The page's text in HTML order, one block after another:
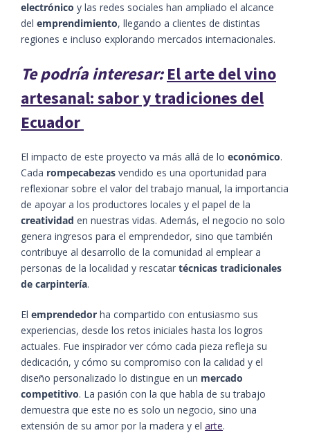
electrónico y las redes sociales han ampliado el alcance
del emprendimiento, llegando a clientes de distintas
regiones e incluso explorando mercados internacionales.
Te podría interesar: El arte del vino
artesanal: sabor y tradiciones del
Ecuador
El impacto de este proyecto va más allá de lo económico.
Cada rompecabezas vendido es una oportunidad para
reflexionar sobre el valor del trabajo manual, la importancia
de apoyar a los productores locales y el papel de la
creatividad en nuestras vidas. Además, el negocio no solo
genera ingresos para el emprendedor, sino que también
contribuye al desarrollo de la comunidad al emplear a
personas de la localidad y rescatar técnicas tradicionales
de carpintería.
El emprendedor ha compartido con entusiasmo sus
experiencias, desde los retos iniciales hasta los logros
actuales. Fue inspirador ver cómo cada pieza refleja su
dedicación, y cómo su compromiso con la calidad y el
diseño personalizado lo distingue en un mercado
competitivo. La pasión con la que habla de su trabajo
demuestra que este no es solo un negocio, sino una
extensión de su amor por la madera y el arte.